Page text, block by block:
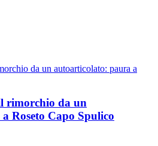
rimorchio da un
Roseto Capo Spulico